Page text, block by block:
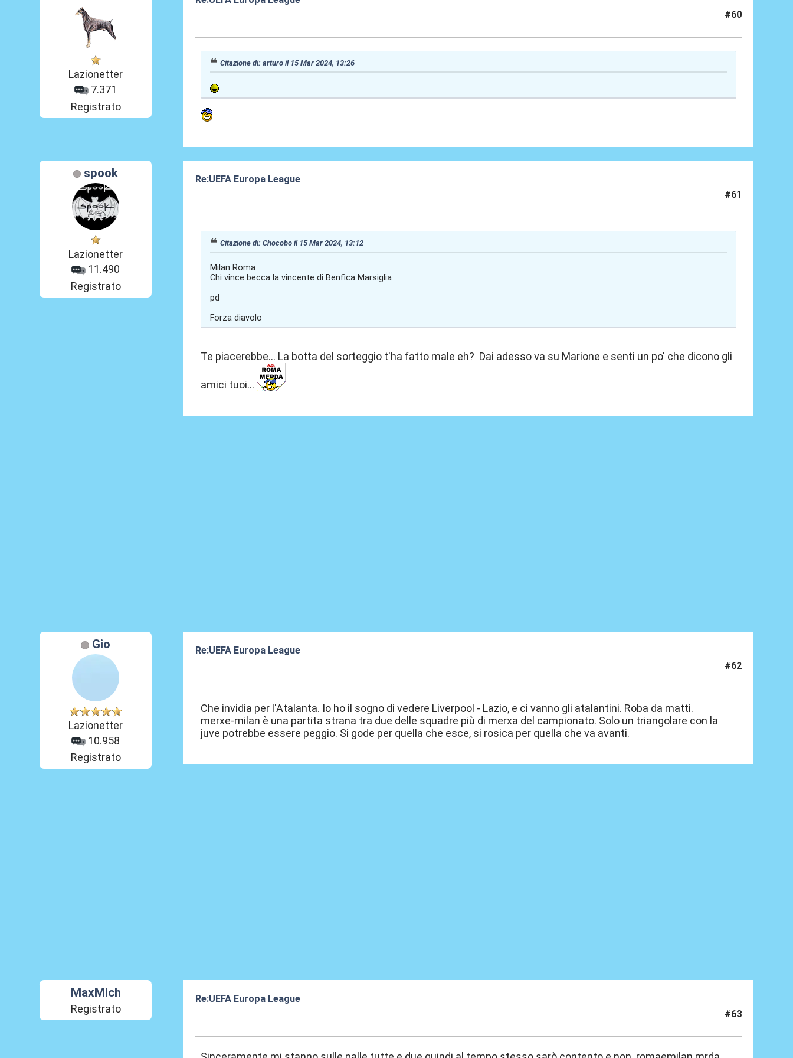
Lazionetter
7.371
Registrato
#60
Citazione di: arturo il 15 Mar 2024, 13:26
spook
Lazionetter
11.490
Registrato
Re:UEFA Europa League
#61
Citazione di: Chocobo il 15 Mar 2024, 13:12
Milan Roma
Chi vince becca la vincente di Benfica Marsiglia
pd
Forza diavolo
Te piacerebbe... La botta del sorteggio t'ha fatto male eh? Dai adesso va su Marione e senti un po' che dicono gli
amici tuoi...
Gio
Lazionetter
10.958
Registrato
Re:UEFA Europa League
#62
Che invidia per l'Atalanta. Io ho il sogno di vedere Liverpool - Lazio, e ci vanno gli atalantini. Roba da matti.
merxe-milan è una partita strana tra due delle squadre più di merxa del campionato. Solo un triangolare con la
juve potrebbe essere peggio. Si gode per quella che esce, si rosica per quella che va avanti.
MaxMich
Registrato
Re:UEFA Europa League
#63